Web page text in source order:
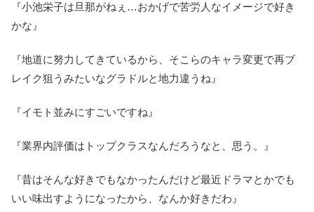
『小池栄子は旦那がねぇ…おかげで苦労人なイメージで好き
かな』
『地道に努力してきているから、そこらのキャラ変更で再ブ
レイク狙うみたいなグラドルと地力違うね』
『イモト並みにすごいですね』
『業界内評価はトップクラスなんだろうなと、思う。』
『昔はそんな好きでもなかったんだけど最近ドラマとかでも
いい味出すようになったから、なんか好きだわ』